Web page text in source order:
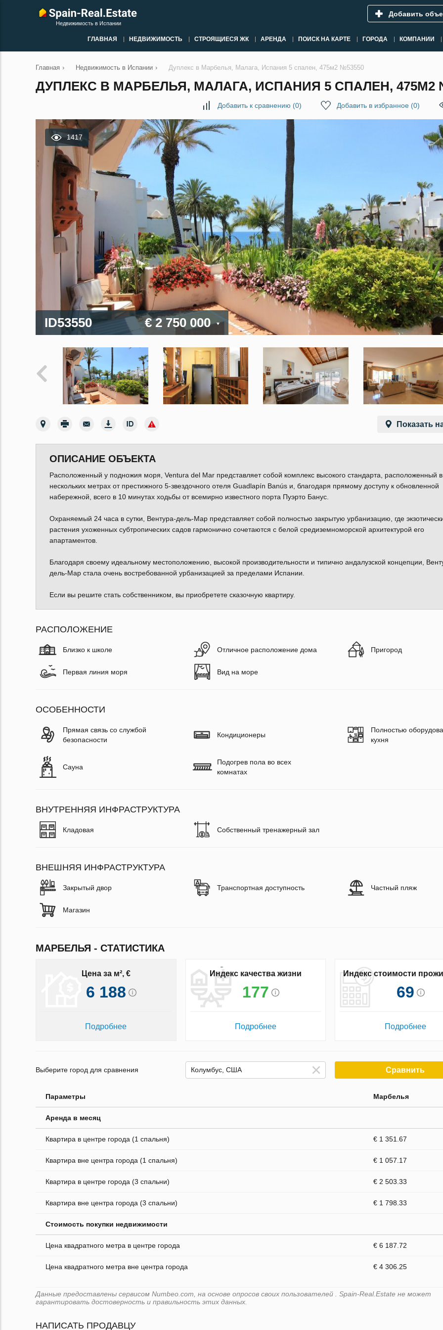
Недвижимость в Испании
Добавить
ГЛАВНАЯ НЕДВИЖИМОСТЬ СТРОЯЩИЕСЯ ЖК АРЕНДА ПОИСК НА КАРТЕ ГОРОДА КОМПАНИИ
Главная › Недвижимость в Испании › Дуплекс в Марбелья, Малага, Испания 5 спален, 475м2 №53550
ДУПЛЕКС В МАРБЕЛЬЯ, МАЛАГА, ИСПАНИЯ 5 СПАЛЕН, 475М2
Добавить к сравнению (0) Добавить в избранное (0)
1417
ID53550 € 2 750 000
Показать
ОПИСАНИЕ ОБЪЕКТА
Расположенный у подножия моря, Ventura del Mar представляет собой комплекс высокого стандарта, расположенный в
нескольких метрах от престижного 5-звездочного отеля Guadlapín Banús и, благодаря прямому доступу к обновленной
набережной, всего в 10 минутах ходьбы от всемирно известного порта Пуэрто Банус.
Охраняемый 24 часа в сутки, Вентура-дель-Мар представляет собой полностью закрытую урбанизацию, где
растения ухоженных субтропических садов гармонично сочетаются с белой средиземноморской архитектурой его
апартаментов.
Благодаря своему идеальному местоположению, высокой производительности и типично андалузской концепции,
дель-Мар стала очень востребованной урбанизацией за пределами Испании.
Если вы решите стать собственником, вы приобретете сказочную квартиру.
РАСПОЛОЖЕНИЕ
Близко к школе Отличное расположение дома Пригород
Первая линия моря Вид на море
ОСОБЕННОСТИ
Прямая связь со службой
безопасности
Кондиционеры
Полностью
кухня
Сауна
Подогрев пола во всех
комнатах
ВНУТРЕННЯЯ ИНФРАСТРУКТУРА
Кладовая Собственный тренажерный зал
ВНЕШНЯЯ ИНФРАСТРУКТУРА
Закрытый двор Транспортная доступность Частный пляж
Магазин
МАРБЕЛЬЯ - СТАТИСТИКА
Цена за м², €
6 188
Подробнее
Индекс качества жизни
177
Подробнее
Индекс стоимости
69
Подробнее
Выберите город для сравнения Сравнить
Параметры Марбелья
Аренда в месяц
Квартира в центре города (1 спальня) € 1 351.67
Квартира вне центра города (1 спальня) € 1 057.17
Квартира в центре города (3 спальни) € 2 503.33
Квартира вне центра города (3 спальни) € 1 798.33
Стоимость покупки недвижимости
Цена квадратного метра в центре города € 6 187.72
Цена квадратного метра вне центра города € 4 306.25
Данные предоставлены сервисом Numbeo.com, на основе опросов своих пользователей . Spain-Real.Estate не может
гарантировать достоверность и правильность этих данных.
НАПИСАТЬ ПРОДАВЦУ